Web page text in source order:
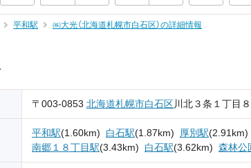
平和駅 ㈱大光（北海道札幌市白石区）の詳細情報
〒003-0853 北海道札幌市白石区川北３条１丁目
平和駅(1.60km) 白石駅(1.87km) 厚別駅(2.91km)
南郷１８丁目駅(3.43km) 白石駅(3.62km) 森林公